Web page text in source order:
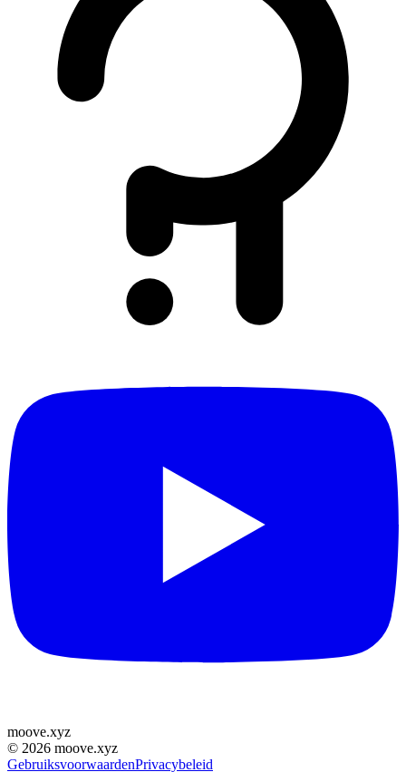
moove.xyz
© 2026 moove.xyz
GebruiksvoorwaardenPrivacybeleid